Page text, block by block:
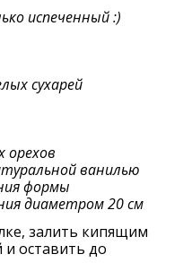
испеченный :)
сухарей
орехов
ванилью
формы
диаметром 20 см
залить кипящим
оставить до